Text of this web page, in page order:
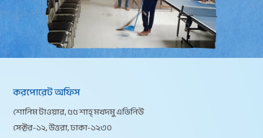
করপোরেট অফিস
শোনিম টাওয়ার, ৫৫ শাহ্ মখদুম এভিনিউ
সেক্টর-১২, উত্তরা, ঢাকা-১২৩০